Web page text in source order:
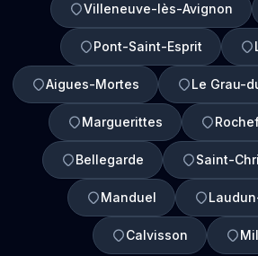
Villeneuve-lès-Avignon
Pont-Saint-Esprit
Aigues-Mortes Le Grau-
Marguerittes
Bellegarde Saint-
Manduel
Calvisson